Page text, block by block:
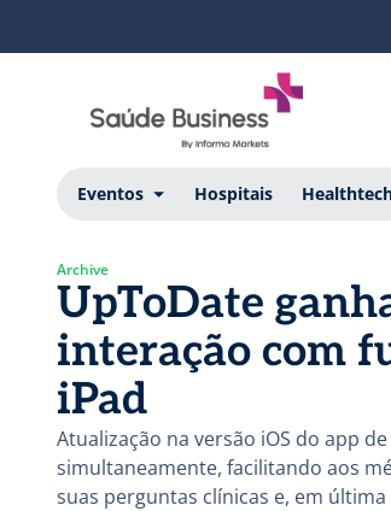
Eventos Hospitais
Archive
UpToDate
interação com
iPad
Atualização na versão iOS do app
simultaneamente, facilitando aos
suas perguntas clínicas e, em